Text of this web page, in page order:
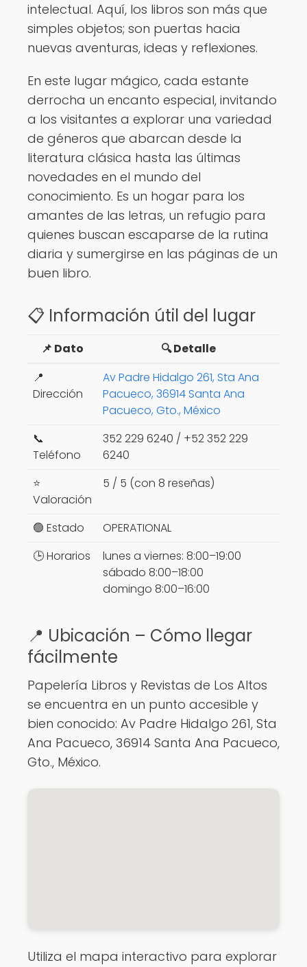
intelectual. Aquí, los libros son más que
simples objetos; son puertas hacia
nuevas aventuras, ideas y reflexiones.
En este lugar mágico, cada estante
derrocha un encanto especial, invitando
a los visitantes a explorar una variedad
de géneros que abarcan desde la
literatura clásica hasta las últimas
novedades en el mundo del
conocimiento. Es un hogar para los
amantes de las letras, un refugio para
quienes buscan escaparse de la rutina
diaria y sumergirse en las páginas de un
buen libro.
📋 Información útil del lugar
📌 Dato
🔍 Detalle
📍
Dirección
Av Padre Hidalgo 261, Sta Ana
Pacueco, 36914 Santa Ana
Pacueco, Gto., México
📞
Teléfono
352 229 6240 / +52 352 229
6240
⭐
Valoración
5 / 5 (con 8 reseñas)
🟢 Estado
OPERATIONAL
🕒 Horarios
lunes a viernes: 8:00–19:00
sábado 8:00–18:00
domingo 8:00–16:00
📍 Ubicación – Cómo llegar
fácilmente
Papelería Libros y Revistas de Los Altos
se encuentra en un punto accesible y
bien conocido: Av Padre Hidalgo 261, Sta
Ana Pacueco, 36914 Santa Ana Pacueco,
Gto., México.
Utiliza el mapa interactivo para explorar